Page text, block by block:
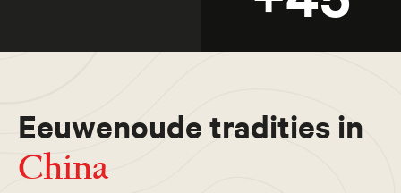
Eeuwenoude tradities in
China